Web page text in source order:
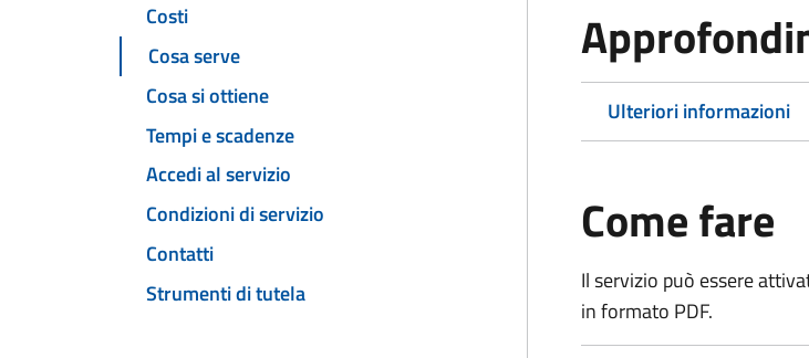
Costi
Cosa serve
Cosa si ottiene
Tempi e scadenze
Accedi al servizio
Condizioni di servizio
Contatti
Strumenti di tutela
Ulteriori informazioni
Come fare
Il servizio può essere
in formato PDF.